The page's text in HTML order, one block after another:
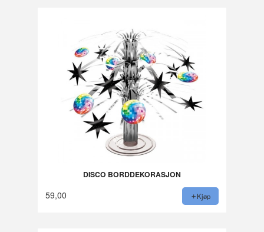
DISCO BORDDEKORASJON
59,00 Kjøp